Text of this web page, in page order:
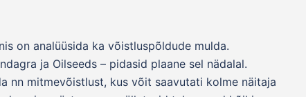
on analüüsida ka võistluspõldude mulda.
ja Oilseeds – pidasid plaane sel nädalal.
nn mitmevõistlust, kus võit saavutati kolme näitaja